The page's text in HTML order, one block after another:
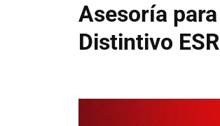
Asesoría para
Distintivo ESR